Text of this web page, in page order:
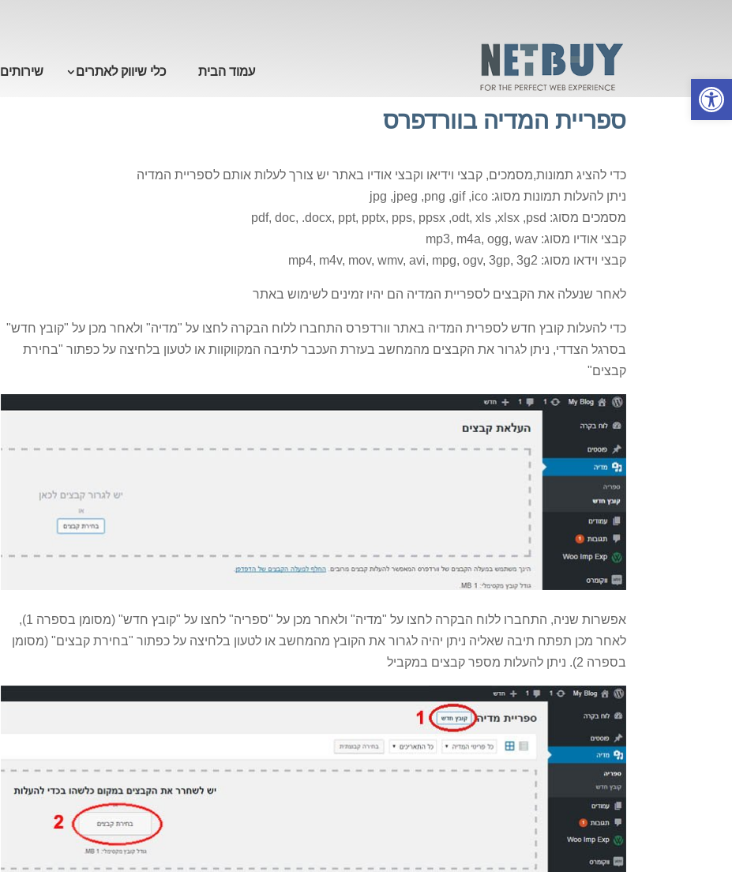
פתח סרגל נגישות
עמוד הבית כלי שיווק לאתרים שירותים
ספריית המדיה בוורדפרס
כדי להציג תמונות,מסמכים, קבצי וידיאו וקבצי אודיו באתר יש צורך לעלות אותם לספריית המדיה
ניתן להעלות תמונות מסוג: jpg ,jpeg ,png ,gif ,ico
מסמכים מסוג: pdf, doc, .docx, ppt, pptx, pps, ppsx ,odt, xls ,xlsx ,psd
קבצי אודיו מסוג: mp3, m4a, ogg, wav
קבצי וידאו מסוג: mp4, m4v, mov, wmv, avi, mpg, ogv, 3gp, 3g2
לאחר שנעלה את הקבצים לספריית המדיה הם יהיו זמינים לשימוש באתר
כדי להעלות קובץ חדש לספרית המדיה באתר וורדפרס התחברו ללוח הבקרה לחצו על "מדיה" ולאחר מכן על "קובץ חדש"
בסרגל הצדדי, ניתן לגרור את הקבצים מהמחשב בעזרת העכבר לתיבה המקווקוות או לטעון בלחיצה על כפתור "בחירת
קבצים"
אפשרות שניה, התחברו ללוח הבקרה לחצו על "מדיה" ולאחר מכן על "ספריה" לחצו על "קובץ חדש" (מסומן בספרה 1),
לאחר מכן תפתח תיבה שאליה ניתן יהיה לגרור את הקובץ מהמחשב או לטעון בלחיצה על כפתור "בחירת קבצים" (מסומן
בספרה 2). ניתן להעלות מספר קבצים במקביל